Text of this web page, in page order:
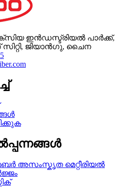
ഇൻഡസ്ട്രിയൽ പാർക്ക്,
ജിയാൻഗു, ചൈന
അസംസ്കൃത മെറ്റീരിയൽ